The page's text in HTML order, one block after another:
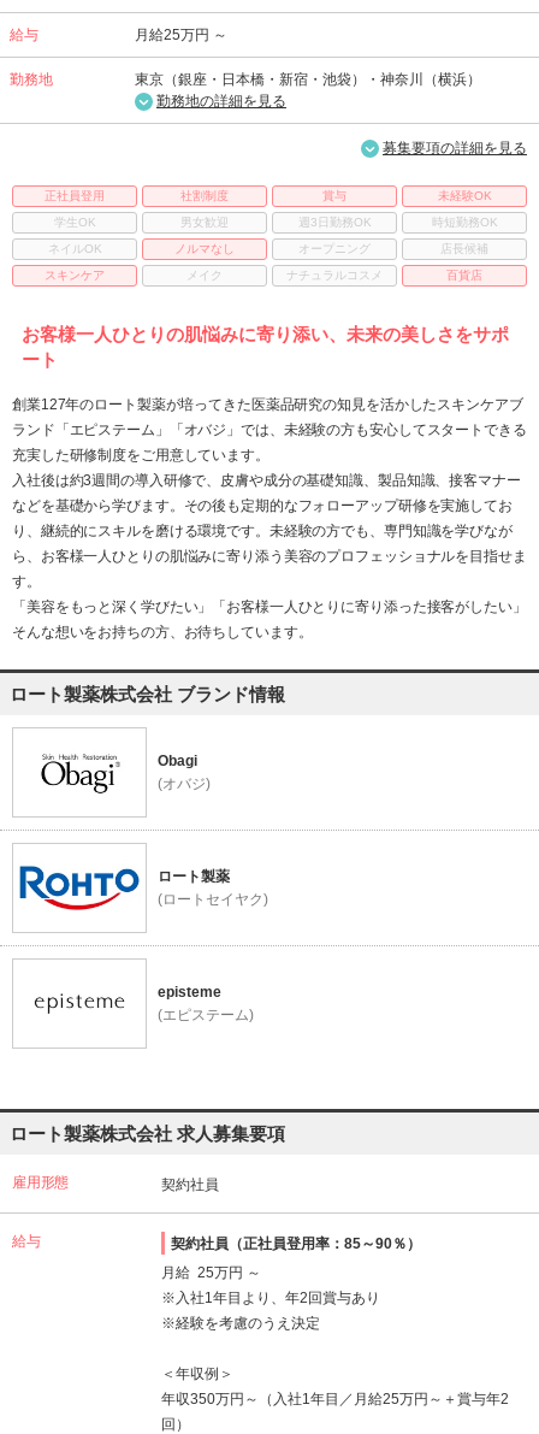
給与 月給25万円 ～
勤務地
東京（銀座・日本橋・新宿・池袋）・神奈川（横浜）
勤務地の詳細を見る
募集要項の詳細を見る
正社員登用 社割制度 賞与
未経験OK
学生OK
男女歓迎 週3日勤務OK
時短勤務OK
ネイルOK
ノルマなし オープニング
店長候補
スキンケア
メイク ナチュラルコスメ 百貨店
お客様一人ひとりの肌悩みに寄り添い、未来の美しさをサポ
ート
創業127年のロート製薬が培ってきた医薬品研究の知見を活かしたスキンケアブ
ランド「エピステーム」「オバジ」では、未経験の方も安心してスタートできる
充実した研修制度をご用意しています。
入社後は約3週間の導入研修で、皮膚や成分の基礎知識、製品知識、接客マナー
などを基礎から学びます。その後も定期的なフォローアップ研修を実施してお
り、継続的にスキルを磨ける環境です。未経験の方でも、専門知識を学びなが
ら、お客様一人ひとりの肌悩みに寄り添う美容のプロフェッショナルを目指せま
す。
「美容をもっと深く学びたい」「お客様一人ひとりに寄り添った接客がしたい」
そんな想いをお持ちの方、お待ちしています。
ロート製薬株式会社 ブランド情報
Obagi
(オバジ)
ロート製薬
(ロートセイヤク)
episteme
(エピステーム)
ロート製薬株式会社 求人募集要項
雇用形態 契約社員
給与
契約社員（正社員登用率：85～90％）
月給 25万円 ～
※入社1年目より、年2回賞与あり
※経験を考慮のうえ決定
＜年収例＞
年収350万円～（入社1年目／月給25万円～＋賞与年2
回）